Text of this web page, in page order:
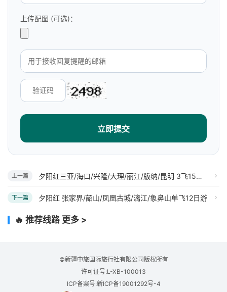
上传配图 (可选)：
立即提交
上一篇 夕阳红三亚/海口/兴隆/大理/丽江/版纳/昆明 3飞15日游
下一篇 夕阳红 张家界/韶山/凤凰古城/漓江/象鼻山单飞12日游
🔥 推荐线路 更多 >
©新疆中旅国际旅行社有限公司版权所有
许可证号:L-XB-100013
ICP备案号:新ICP备19001292号-4